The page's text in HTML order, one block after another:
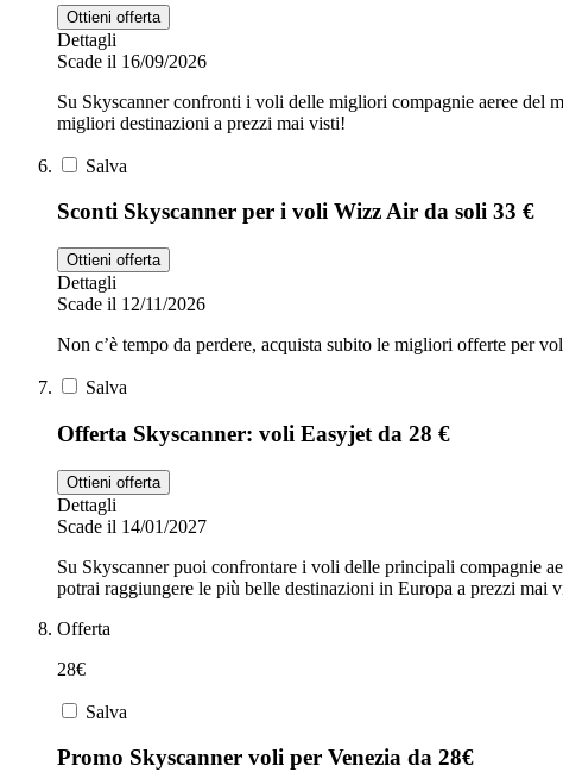
Ottieni offerta
Dettagli
Scade il 16/09/2026
Su Skyscanner confronti i voli delle migliori compagnie aeree del
migliori destinazioni a prezzi mai visti!
Salva
Sconti Skyscanner per i voli Wizz Air da soli 33 €
Ottieni offerta
Dettagli
Scade il 12/11/2026
Non c’è tempo da perdere, acquista subito le migliori offerte per
Salva
Offerta Skyscanner: voli Easyjet da 28 €
Ottieni offerta
Dettagli
Scade il 14/01/2027
Su Skyscanner puoi confrontare i voli delle principali compagnie
potrai raggiungere le più belle destinazioni in Europa a prezzi mai
Offerta
28€
Salva
Promo Skyscanner voli per Venezia da 28€